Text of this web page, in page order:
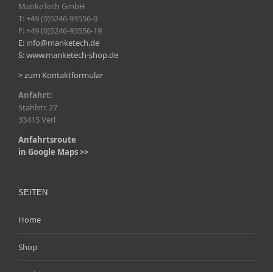
MankeTech GmbH
T: +49 (0)5246-93556-0
F: +49 (0)5246-93556-19
E: info@manketech.de
S: www.manketech-shop.de
> zum Kontaktformular
Anfahrt:
Stahlstr. 27
33415 Verl
Anfahrtsroute
in Google Maps >>
SEITEN
Home
Shop